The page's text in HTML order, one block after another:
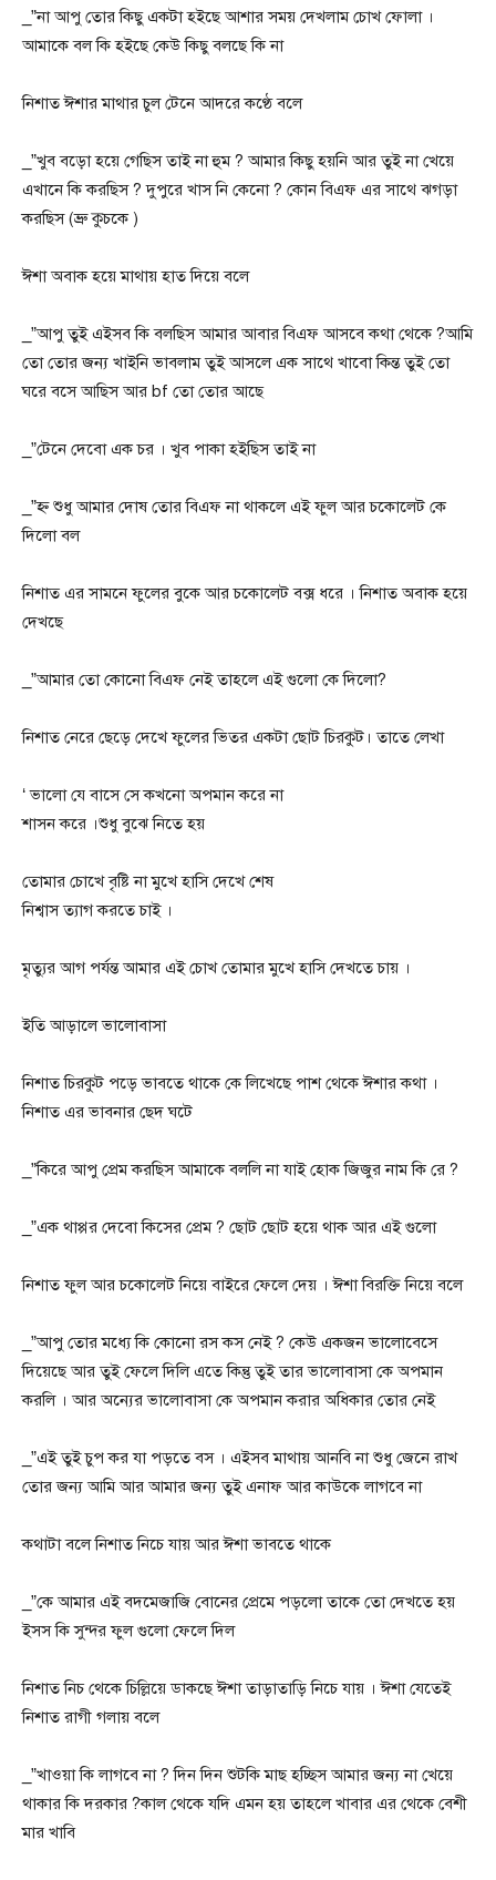
_”না আপু তোর কিছু একটা হইছে আশার সময় দেখলাম চোখ ফোলা ।
আমাকে বল কি হইছে কেউ কিছু বলছে কি না
নিশাত ঈশার মাথার চুল টেনে আদরে কণ্ঠে বলে
_”খুব বড়ো হয়ে গেছিস তাই না হুম ? আমার কিছু হয়নি আর তুই না খেয়ে
এখানে কি করছিস ? দুপুরে খাস নি কেনো ? কোন বিএফ এর সাথে ঝগড়া
করছিস (ভ্রু কুচকে )
ঈশা অবাক হয়ে মাথায় হাত দিয়ে বলে
_”আপু তুই এইসব কি বলছিস আমার আবার বিএফ আসবে কথা থেকে ?আমি
তো তোর জন্য খাইনি ভাবলাম তুই আসলে এক সাথে খাবো কিন্ত তুই তো
ঘরে বসে আছিস আর bf তো তোর আছে
_”টেনে দেবো এক চর । খুব পাকা হইছিস তাই না
_”হ্ন শুধু আমার দোষ তোর বিএফ না থাকলে এই ফুল আর চকোলেট কে
দিলো বল
নিশাত এর সামনে ফুলের বুকে আর চকোলেট বক্স ধরে । নিশাত অবাক হয়ে
দেখছে
_”আমার তো কোনো বিএফ নেই তাহলে এই গুলো কে দিলো?
নিশাত নেরে ছেড়ে দেখে ফুলের ভিতর একটা ছোট চিরকুট। তাতে লেখা
‘ ভালো যে বাসে সে কখনো অপমান করে না
শাসন করে ।শুধু বুঝে নিতে হয়
তোমার চোখে বৃষ্টি না মুখে হাসি দেখে শেষ
নিশ্বাস ত্যাগ করতে চাই ।
মৃত্যুর আগ পর্যন্ত আমার এই চোখ তোমার মুখে হাসি দেখতে চায় ।
ইতি আড়ালে ভালোবাসা
নিশাত চিরকুট পড়ে ভাবতে থাকে কে লিখেছে পাশ থেকে ঈশার কথা ।
নিশাত এর ভাবনার ছেদ ঘটে
_”কিরে আপু প্রেম করছিস আমাকে বললি না যাই হোক জিজুর নাম কি রে ?
_”এক থাপ্পর দেবো কিসের প্রেম ? ছোট ছোট হয়ে থাক আর এই গুলো
নিশাত ফুল আর চকোলেট নিয়ে বাইরে ফেলে দেয় । ঈশা বিরক্তি নিয়ে বলে
_”আপু তোর মধ্যে কি কোনো রস কস নেই ? কেউ একজন ভালোবেসে
দিয়েছে আর তুই ফেলে দিলি এতে কিন্তু তুই তার ভালোবাসা কে অপমান
করলি । আর অন্যের ভালোবাসা কে অপমান করার অধিকার তোর নেই
_”এই তুই চুপ কর যা পড়তে বস । এইসব মাথায় আনবি না শুধু জেনে রাখ
তোর জন্য আমি আর আমার জন্য তুই এনাফ আর কাউকে লাগবে না
কথাটা বলে নিশাত নিচে যায় আর ঈশা ভাবতে থাকে
_”কে আমার এই বদমেজাজি বোনের প্রেমে পড়লো তাকে তো দেখতে হয়
ইসস কি সুন্দর ফুল গুলো ফেলে দিল
নিশাত নিচ থেকে চিল্লিয়ে ডাকছে ঈশা তাড়াতাড়ি নিচে যায় । ঈশা যেতেই
নিশাত রাগী গলায় বলে
_”খাওয়া কি লাগবে না ? দিন দিন শুটকি মাছ হচ্ছিস আমার জন্য না খেয়ে
থাকার কি দরকার ?কাল থেকে যদি এমন হয় তাহলে খাবার এর থেকে বেশী
মার খাবি